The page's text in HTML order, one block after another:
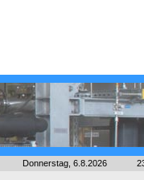
Donnerstag, 6.8.2026